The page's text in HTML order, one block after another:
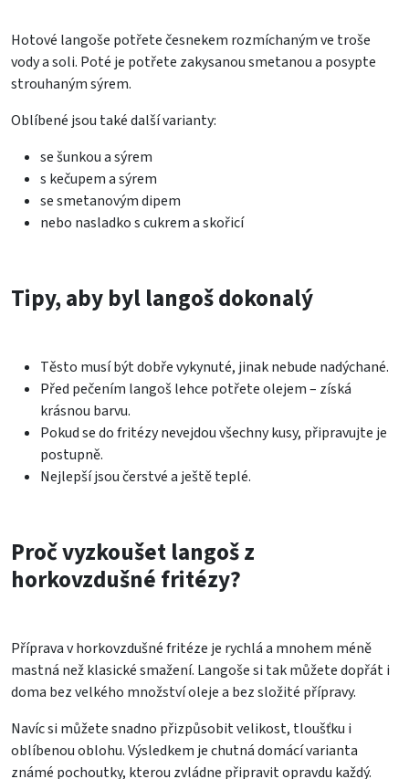
Hotové langoše potřete česnekem rozmíchaným ve troše
vody a soli. Poté je potřete zakysanou smetanou a posypte
strouhaným sýrem.
Oblíbené jsou také další varianty:
se šunkou a sýrem
s kečupem a sýrem
se smetanovým dipem
nebo nasladko s cukrem a skořicí
Tipy, aby byl langoš dokonalý
Těsto musí být dobře vykynuté, jinak nebude nadýchané.
Před pečením langoš lehce potřete olejem – získá
krásnou barvu.
Pokud se do fritézy nevejdou všechny kusy, připravujte je
postupně.
Nejlepší jsou čerstvé a ještě teplé.
Proč vyzkoušet langoš z
horkovzdušné fritézy?
Příprava v horkovzdušné fritéze je rychlá a mnohem méně
mastná než klasické smažení. Langoše si tak můžete dopřát i
doma bez velkého množství oleje a bez složité přípravy.
Navíc si můžete snadno přizpůsobit velikost, tloušťku i
oblíbenou oblohu. Výsledkem je chutná domácí varianta
známé pochoutky, kterou zvládne připravit opravdu každý.